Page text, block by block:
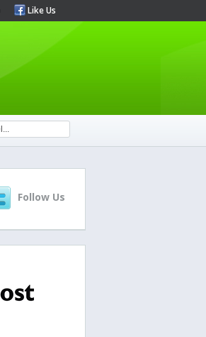
Like Us
Follow Us